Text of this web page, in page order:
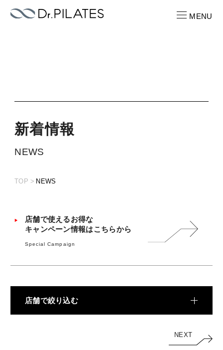
新着情報
NEWS
TOP NEWS
店舗で使えるお得な
キャンペーン情報はこちらから
Special Campaign
店舗で絞り込む
NEXT
COLUMN
MENU